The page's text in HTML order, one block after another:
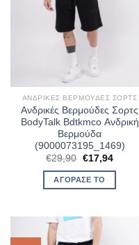
ΑΝΔΡΙΚΈΣ ΒΕΡΜΟΎΔΕΣ ΣΟΡΤΣ
Ανδρικές Βερμούδες Σορτς
BodyTalk Bdtkmco Ανδρική
Βερμούδα
(9000073195_1469)
€29,90 Original
was:
€29,90.
€17,94Η
ΑΓΌΡΑΣΈ ΤΟ